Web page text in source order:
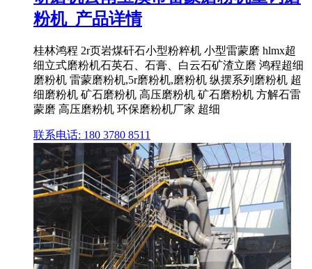
粉机_产品详情
桂林鸿程 2r页岩煤矸石小型粉粹机 小型雷蒙磨 hlmx超
细立式磨粉机石英石、石膏、白云石矿渣立磨 鸿程超细
磨粉机 雷蒙磨粉机,5r磨粉机,磨粉机 纵摆系列磨粉机 超
细磨粉机 矿石磨粉机 高压磨粉机 矿石磨粉机 方解石雷
蒙磨 高压磨粉机 环保磨粉机厂家 超细
联系电话: 180 3780 8511